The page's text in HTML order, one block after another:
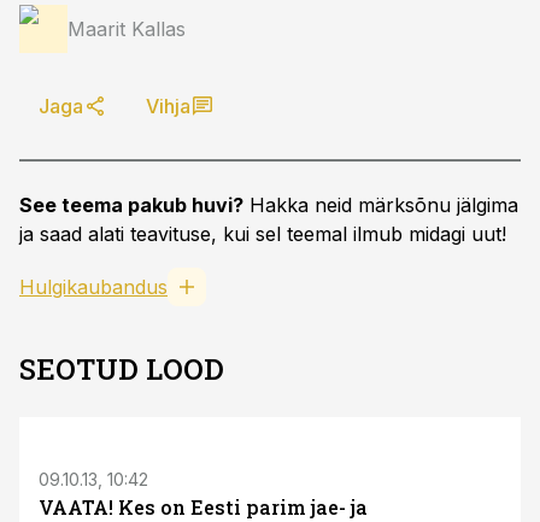
Maarit Kallas
Jaga Vihja
See teema pakub huvi? Hakka neid märksõnu jälgima
ja saad alati teavituse, kui sel teemal ilmub midagi uut!
Hulgikaubandus
SEOTUD LOOD
09.10.13, 10:42
VAATA! Kes on Eesti parim jae- ja